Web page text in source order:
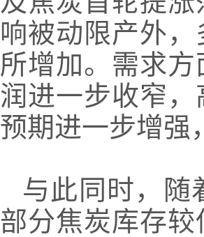
响被动限产外
所增加。需求
润进一步收窄
预期进一步增强
与此同时，随
部分焦炭库存